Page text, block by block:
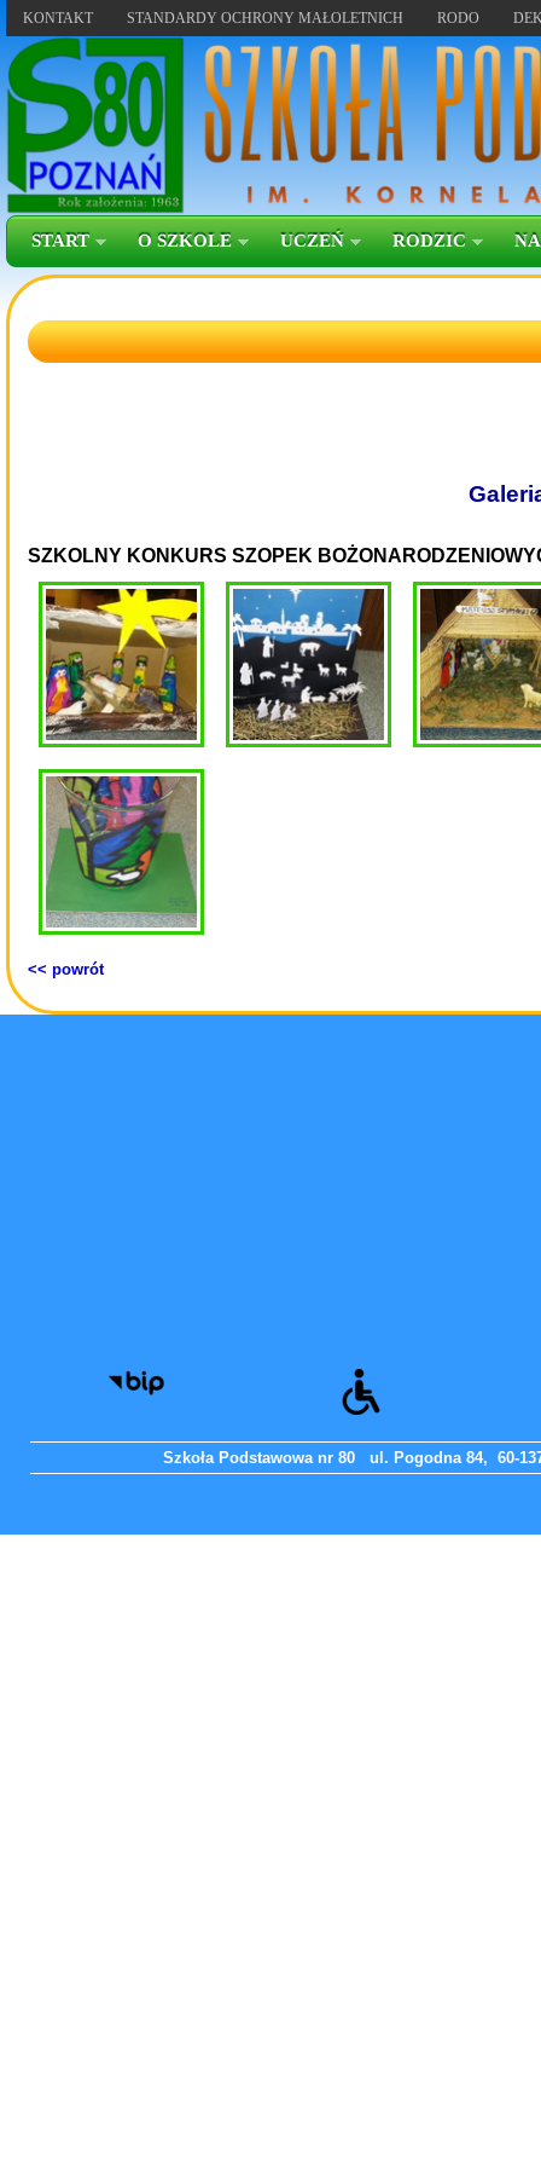
KONTAKT STANDARDY OCHRONY MAŁOLETNICH RODO
START O SZKOLE UCZEŃ RODZIC
SZKOLNY KONKURS SZOPEK
<< powrót
Szkoła Podstawowa nr 80 ul. Pogodna 84, 60-